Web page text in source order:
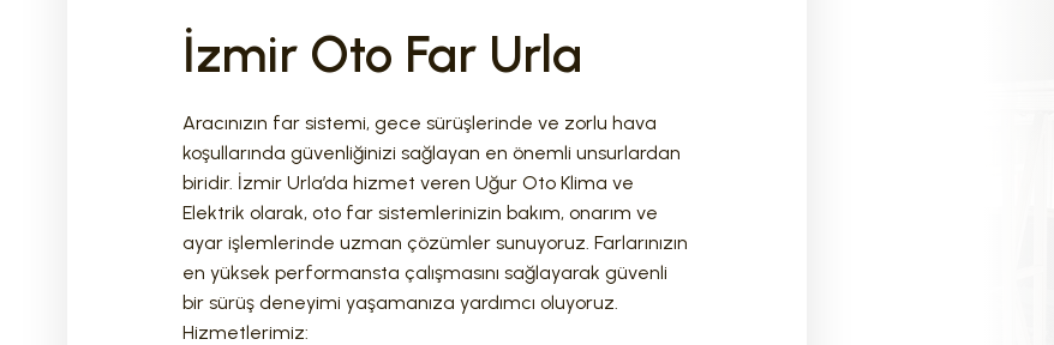
İzmir Oto Far Urla
Aracınızın far sistemi, gece sürüşlerinde ve zorlu hava
koşullarında güvenliğinizi sağlayan en önemli unsurlardan
biridir. İzmir Urla’da hizmet veren Uğur Oto Klima ve
Elektrik olarak, oto far sistemlerinizin bakım, onarım ve
ayar işlemlerinde uzman çözümler sunuyoruz. Farlarınızın
en yüksek performansta çalışmasını sağlayarak güvenli
bir sürüş deneyimi yaşamanıza yardımcı oluyoruz.
Hizmetlerimiz: